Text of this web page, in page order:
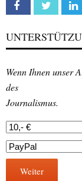
Facebook Twitter
Wenn Ihnen unser
des
Journalismus.
Weiter